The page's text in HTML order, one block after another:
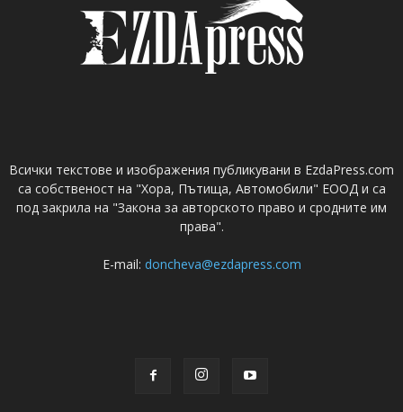
Всички текстове и изображения публикувани в EzdaPress.com
са собственост на "Хора, Пътища, Автомобили" ЕООД и са
под закрила на "Закона за авторското право и сродните им
права".
E-mail: doncheva@ezdapress.com